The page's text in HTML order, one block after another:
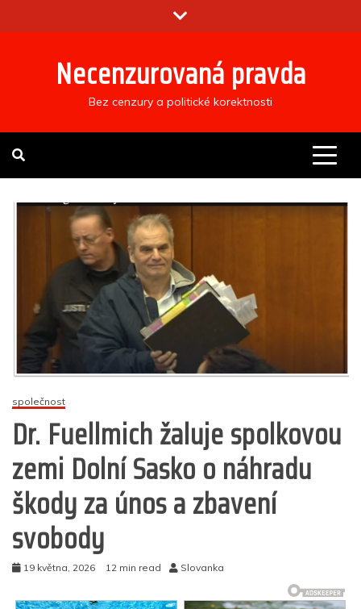
to
Necenzurovaná pravda
Bez cenzury a politické korektnosti
společnost
Dr. Fuellmich žaluje spolkovou
zemi Dolní Sasko o náhradu
škody za únos a zbavení
svobody
19 května, 2026 12 min read Slovanka